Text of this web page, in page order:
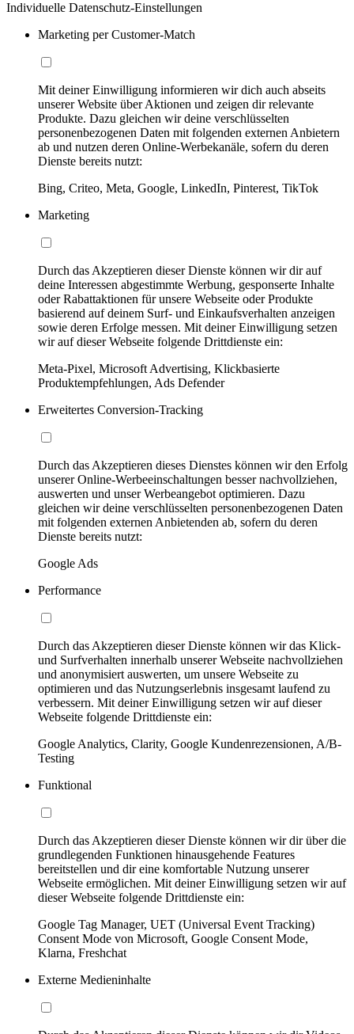
Individuelle Datenschutz-Einstellungen
Marketing per Customer-Match
Mit deiner Einwilligung informieren wir dich auch abseits
unserer Website über Aktionen und zeigen dir relevante
Produkte. Dazu gleichen wir deine verschlüsselten
personenbezogenen Daten mit folgenden externen Anbietern
ab und nutzen deren Online-Werbekanäle, sofern du deren
Dienste bereits nutzt:
Bing, Criteo, Meta, Google, LinkedIn, Pinterest, TikTok
Marketing
Durch das Akzeptieren dieser Dienste können wir dir auf
deine Interessen abgestimmte Werbung, gesponserte Inhalte
oder Rabattaktionen für unsere Webseite oder Produkte
basierend auf deinem Surf- und Einkaufsverhalten anzeigen
sowie deren Erfolge messen. Mit deiner Einwilligung setzen
wir auf dieser Webseite folgende Drittdienste ein:
Meta-Pixel, Microsoft Advertising, Klickbasierte
Produktempfehlungen, Ads Defender
Erweitertes Conversion-Tracking
Durch das Akzeptieren dieses Dienstes können wir den Erfolg
unserer Online-Werbeeinschaltungen besser nachvollziehen,
auswerten und unser Werbeangebot optimieren. Dazu
gleichen wir deine verschlüsselten personenbezogenen Daten
mit folgenden externen Anbietenden ab, sofern du deren
Dienste bereits nutzt:
Google Ads
Performance
Durch das Akzeptieren dieser Dienste können wir das Klick-
und Surfverhalten innerhalb unserer Webseite nachvollziehen
und anonymisiert auswerten, um unsere Webseite zu
optimieren und das Nutzungserlebnis insgesamt laufend zu
verbessern. Mit deiner Einwilligung setzen wir auf dieser
Webseite folgende Drittdienste ein:
Google Analytics, Clarity, Google Kundenrezensionen, A/B-
Testing
Funktional
Durch das Akzeptieren dieser Dienste können wir dir über die
grundlegenden Funktionen hinausgehende Features
bereitstellen und dir eine komfortable Nutzung unserer
Webseite ermöglichen. Mit deiner Einwilligung setzen wir auf
dieser Webseite folgende Drittdienste ein:
Google Tag Manager, UET (Universal Event Tracking)
Consent Mode von Microsoft, Google Consent Mode,
Klarna, Freshchat
Externe Medieninhalte